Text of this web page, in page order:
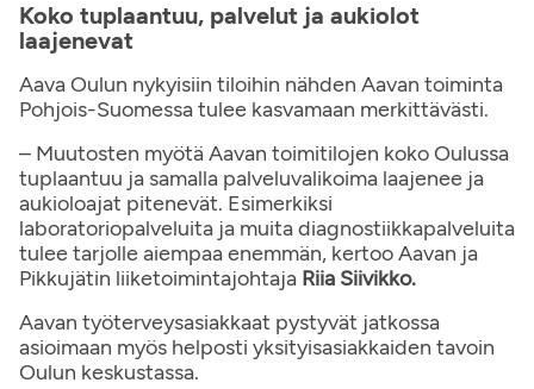
Koko tuplaantuu, palvelut ja aukiolot
laajenevat
Aava Oulun nykyisiin tiloihin nähden Aavan toiminta
Pohjois-Suomessa tulee kasvamaan merkittävästi.
– Muutosten myötä Aavan toimitilojen koko Oulussa
tuplaantuu ja samalla palveluvalikoima laajenee ja
aukioloajat pitenevät. Esimerkiksi
laboratoriopalveluita ja muita diagnostiikkapalveluita
tulee tarjolle aiempaa enemmän, kertoo Aavan ja
Pikkujätin liiketoimintajohtaja Riia Siivikko.
Aavan työterveysasiakkaat pystyvät jatkossa
asioimaan myös helposti yksityisasiakkaiden tavoin
Oulun keskustassa.